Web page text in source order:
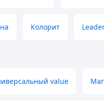
Колорит
value